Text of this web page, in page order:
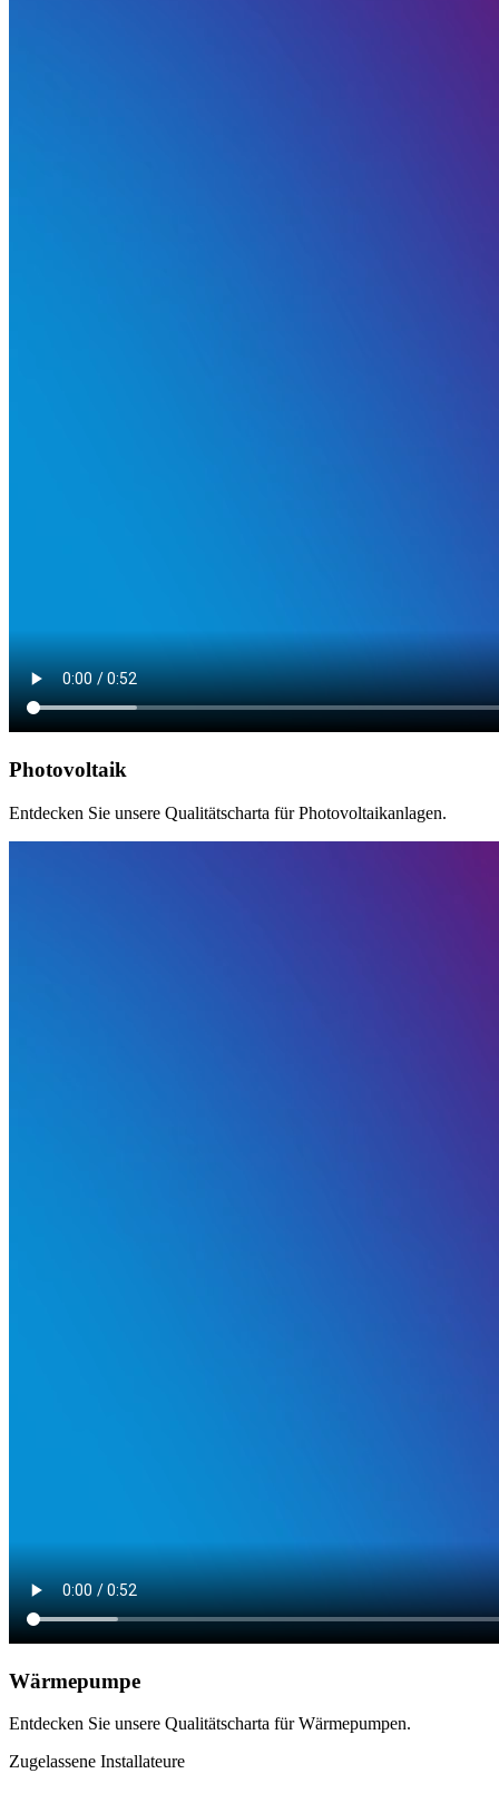
Photovoltaik
Entdecken Sie unsere Qualitätscharta für Photovoltaikanlagen.
Wärmepumpe
Entdecken Sie unsere Qualitätscharta für Wärmepumpen.
Zugelassene Installateure